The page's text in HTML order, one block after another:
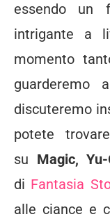
essendo un
intrigante a
momento
guarderemo
discuteremo
potete
su Magic,
di Fantasia
alle ciance e